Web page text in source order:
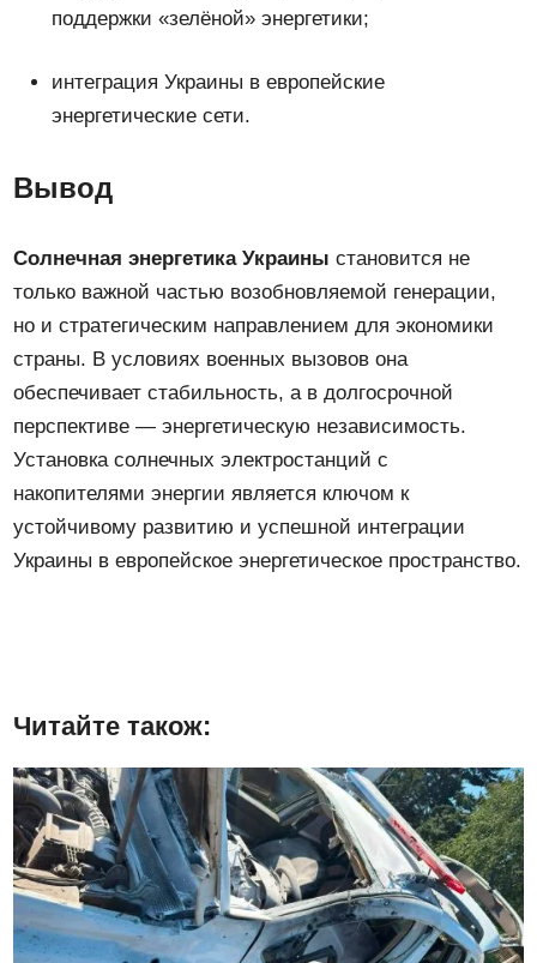
поддержки «зелёной» энергетики;
интеграция Украины в европейские
энергетические сети.
Вывод
Солнечная энергетика Украины становится не
только важной частью возобновляемой генерации,
но и стратегическим направлением для экономики
страны. В условиях военных вызовов она
обеспечивает стабильность, а в долгосрочной
перспективе — энергетическую независимость.
Установка солнечных электростанций с
накопителями энергии является ключом к
устойчивому развитию и успешной интеграции
Украины в европейское энергетическое пространство.
Читайте також: